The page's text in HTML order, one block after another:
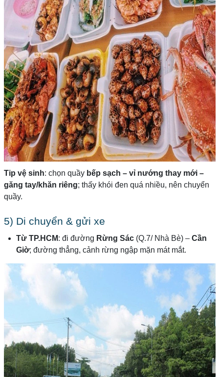
Tip vệ sinh: chọn quầy bếp sạch – vỉ nướng thay mới –
găng tay/khăn riêng; thấy khói đen quá nhiều, nên chuyển
quầy.
5) Di chuyển & gửi xe
Từ TP.HCM: đi đường Rừng Sác(Q.7/ Nhà Bè) – Cần
Giờ; đường thẳng, cảnh rừng ngập mặn mát mắt.